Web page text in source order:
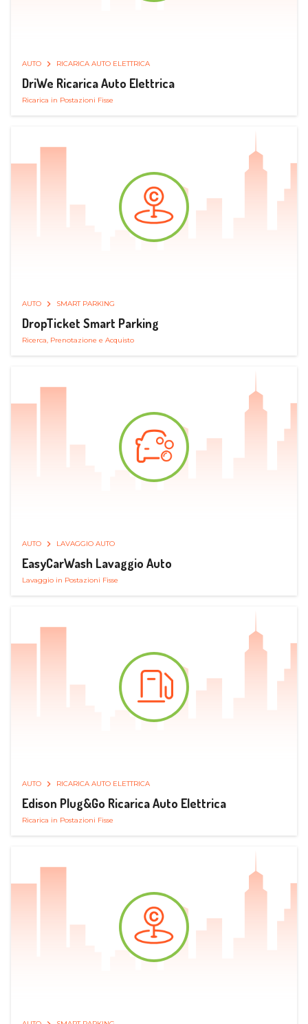
AUTO RICARICA AUTO ELETTRICA
DriWe Ricarica Auto Elettrica
Ricarica in Postazioni Fisse
AUTO SMART PARKING
DropTicket Smart Parking
Ricerca, Prenotazione e Acquisto
AUTO LAVAGGIO AUTO
EasyCarWash Lavaggio Auto
Lavaggio in Postazioni Fisse
AUTO RICARICA AUTO ELETTRICA
Edison Plug&Go Ricarica Auto Elettrica
Ricarica in Postazioni Fisse